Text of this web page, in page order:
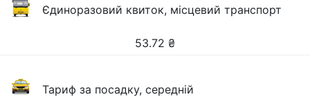
Єдиноразовий квиток, місцевий транспорт
53.72 ₴
Тариф за посадку, середній